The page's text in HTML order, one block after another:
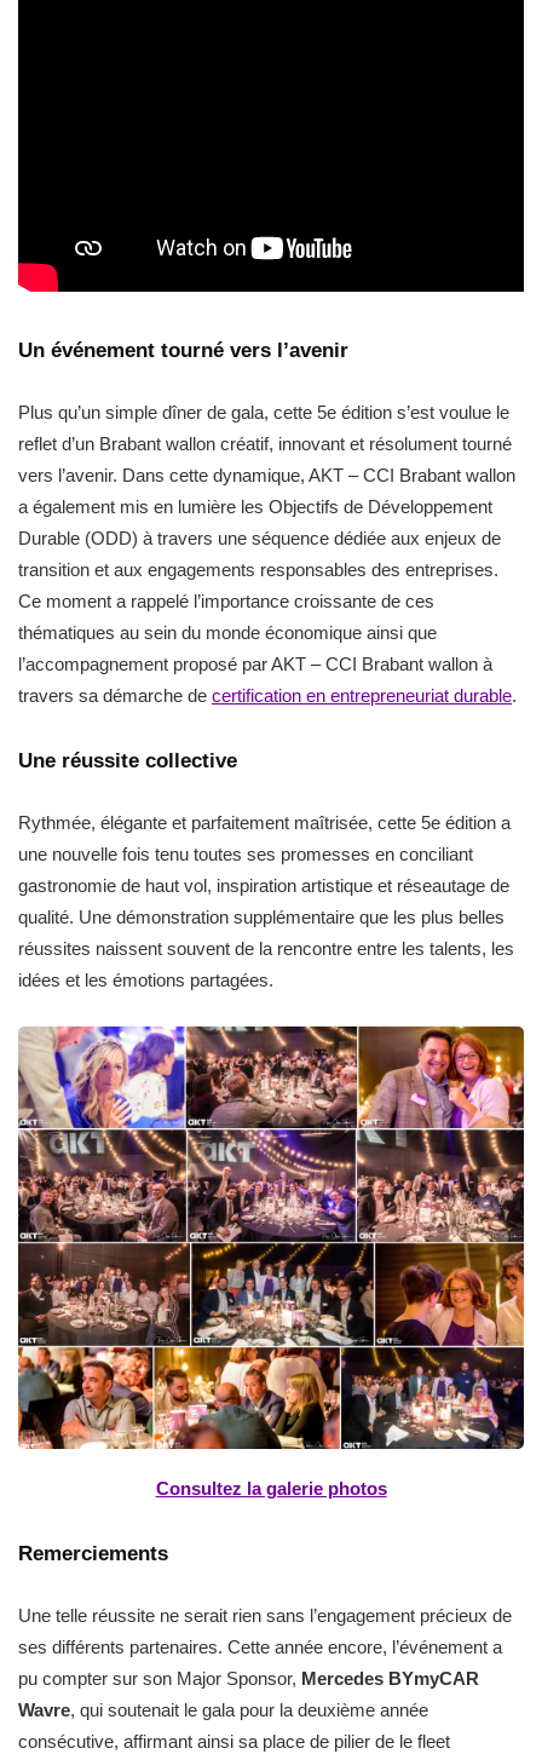
Un événement tourné vers l’avenir
Plus qu’un simple dîner de gala, cette 5e édition s’est voulue le
reflet d’un Brabant wallon créatif, innovant et résolument tourné
vers l’avenir. Dans cette dynamique, AKT – CCI Brabant wallon
a également mis en lumière les Objectifs de Développement
Durable (ODD) à travers une séquence dédiée aux enjeux de
transition et aux engagements responsables des entreprises.
Ce moment a rappelé l’importance croissante de ces
thématiques au sein du monde économique ainsi que
l’accompagnement proposé par AKT – CCI Brabant wallon à
travers sa démarche de certification en entrepreneuriat durable.
Une réussite collective
Rythmée, élégante et parfaitement maîtrisée, cette 5e édition a
une nouvelle fois tenu toutes ses promesses en conciliant
gastronomie de haut vol, inspiration artistique et réseautage de
qualité. Une démonstration supplémentaire que les plus belles
réussites naissent souvent de la rencontre entre les talents, les
idées et les émotions partagées.
Consultez la galerie photos
Remerciements
Une telle réussite ne serait rien sans l’engagement précieux de
ses différents partenaires. Cette année encore, l’événement a
pu compter sur son Major Sponsor, Mercedes BYmyCAR
Wavre, qui soutenait le gala pour la deuxième année
consécutive, affirmant ainsi sa place de pilier de le fleet